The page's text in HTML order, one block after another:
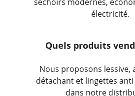
électricité.
Quels produits
Nous proposons lessive,
détachant et lingettes
dans notre